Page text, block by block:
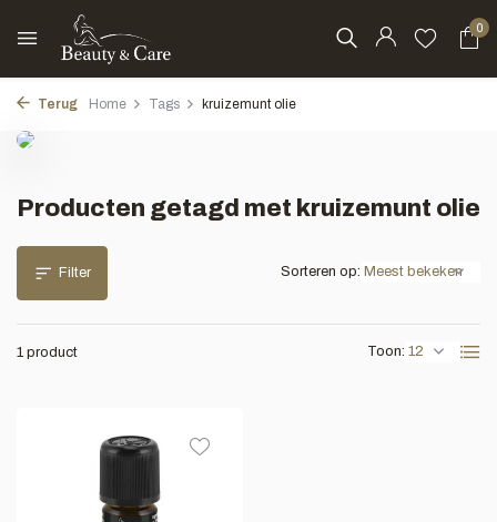
0
Terug Home Tags kruizemunt olie
Producten getagd met kruizemunt olie
Filter
1 product Toon:
Sorteren op: